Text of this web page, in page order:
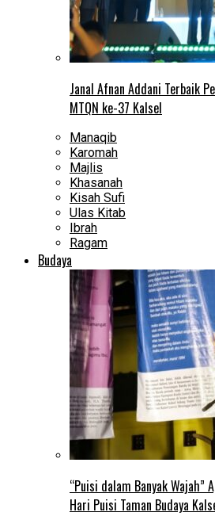
Janal Afnan Addani Terbaik
MTQN ke-37 Kalsel
Manaqib
Karomah
Majlis
Khasanah
Kisah Sufi
Ulas Kitab
Ibrah
Ragam
Budaya
“Puisi dalam Banyak
Hari Puisi Taman Budaya